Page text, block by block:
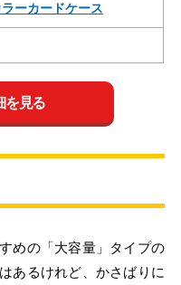
ーカードケース
を見る
めの「大容量」タイプの
あるけれど、かさばりに